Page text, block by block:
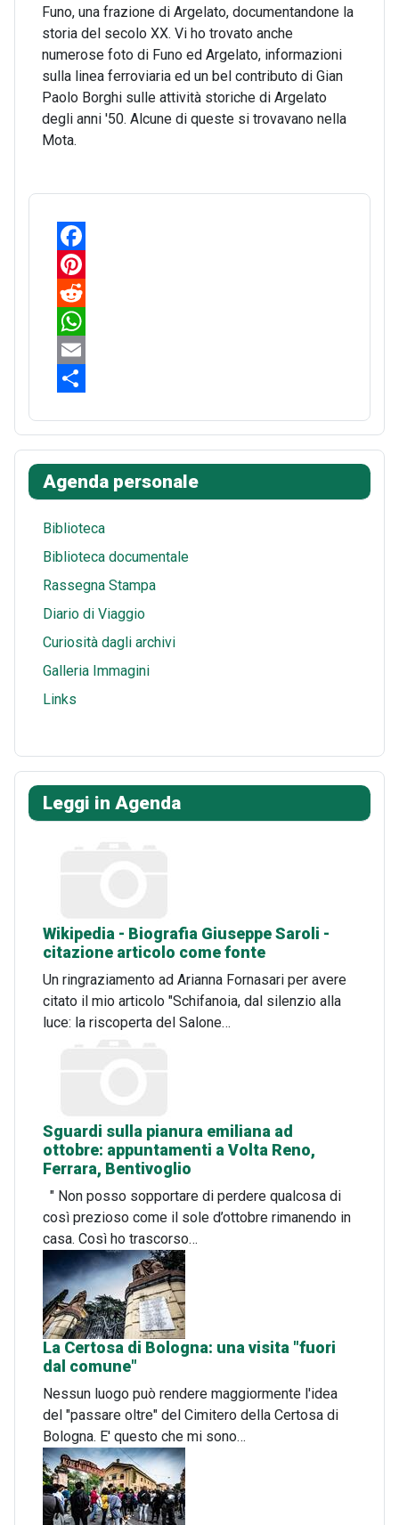
Funo, una frazione di Argelato, documentandone la
storia del secolo XX. Vi ho trovato anche
numerose foto di Funo ed Argelato, informazioni
sulla linea ferroviaria ed un bel contributo di Gian
Paolo Borghi sulle attività storiche di Argelato
degli anni '50. Alcune di queste si trovavano nella
Mota.
F
a
c
e
b
o
k
P
n
r
e
s
t
R
e
d
i
t
W
h
t
s
A
p
p
E
a
i
l
h
a
r
e
Agenda personale
Biblioteca
Biblioteca documentale
Rassegna Stampa
Diario di Viaggio
Curiosità dagli archivi
Galleria Immagini
Links
Leggi in Agenda
Wikipedia - Biografia Giuseppe Saroli -
citazione articolo come fonte
Un ringraziamento ad Arianna Fornasari per avere
citato il mio articolo "Schifanoia, dal silenzio alla
luce: la riscoperta del Salone…
Sguardi sulla pianura emiliana ad
ottobre: appuntamenti a Volta Reno,
Ferrara, Bentivoglio
" Non posso sopportare di perdere qualcosa di
così prezioso come il sole d’ottobre rimanendo in
casa. Così ho trascorso…
La Certosa di Bologna: una visita "fuori
dal comune"
Nessun luogo può rendere maggiormente l'idea
del "passare oltre" del Cimitero della Certosa di
Bologna. E' questo che mi sono…